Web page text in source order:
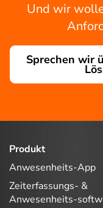
Und wir
Sprechen wir
Produkt
Anwesenheits-App
Zeiterfassungs- &
Anwesenheits-